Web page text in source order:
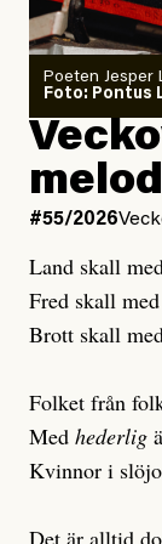
Publicerad6
Uppdaterad7
Publicerad3
Uppdaterad3
Poeten Jesper
Foto: Pontus
#55/2026
Land skall
Fred skall
Brott skall
Folket från
Med hederlig
Kvinnor i
Det är alltid